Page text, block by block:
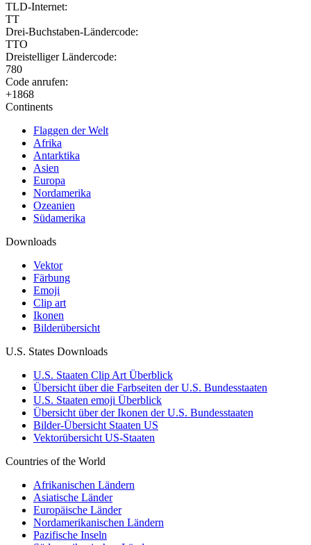
TLD-Internet:
TT
Drei-Buchstaben-Ländercode:
TTO
Dreistelliger Ländercode:
780
Code anrufen:
+1868
Continents
Flaggen der Welt
Afrika
Antarktika
Asien
Europa
Nordamerika
Ozeanien
Südamerika
Downloads
Vektor
Färbung
Emoji
Clip art
Ikonen
Bilderübersicht
U.S. States Downloads
U.S. Staaten Clip Art Überblick
Übersicht über die Farbseiten der U.S. Bundesstaaten
U.S. Staaten emoji Überblick
Übersicht über der Ikonen der U.S. Bundesstaaten
Bilder-Übersicht Staaten US
Vektorübersicht US-Staaten
Countries of the World
Afrikanischen Ländern
Asiatische Länder
Europäische Länder
Nordamerikanischen Ländern
Pazifische Inseln